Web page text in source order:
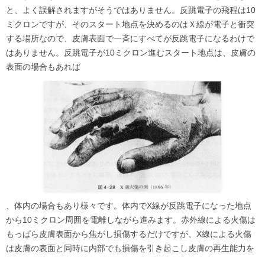
と、よく誤解されますがそうではありません。反跳電子の飛程は10
ミクロンですが、そのスタート地点を決めるのはＸ線が電子と衝突
する場所なので、皮膚表面で一斉にすべてが反跳電子になるわけで
はありません。反跳電子が10ミクロン進むスタート地点は、皮膚の
表面の場合もあれば
、体内の場合もあり様々です。体内でX線が反跳電子になった地点
から10ミクロン周囲を電離しながら進みます。赤外線による火傷は
もっぱら皮膚表面から焦がし損傷するだけですが、X線による火傷
は皮膚の表面と同時に内部でも損傷を引き起こし皮膚の再生能力を